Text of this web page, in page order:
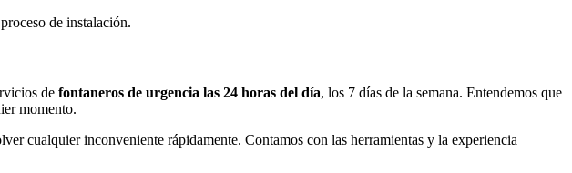
de instalación.
de fontaneros de urgencia las 24 horas del día, los 7 días de la semana. Entendemos que
momento.
cualquier inconveniente rápidamente. Contamos con las herramientas y la experiencia